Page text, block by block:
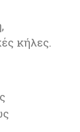
κήλες.